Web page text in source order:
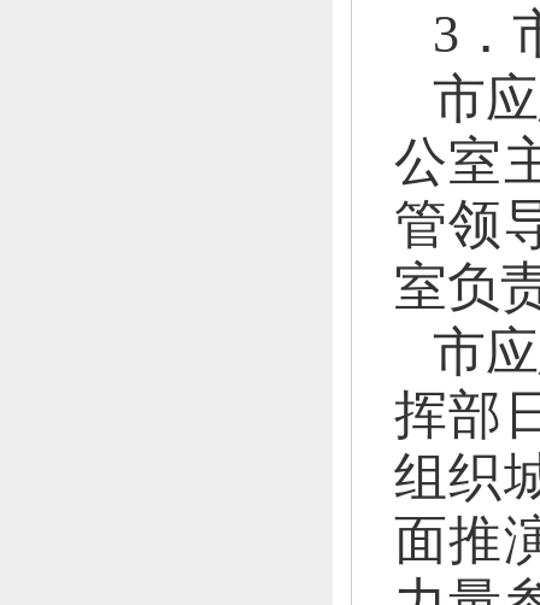
3．
市
公室
管领
室负
市
挥部
组织
面推